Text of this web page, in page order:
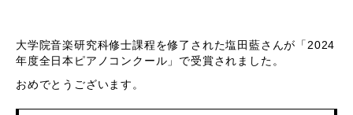
大学院音楽研究科修士課程を修了された塩田藍さんが「2024
年度全日本ピアノコンクール」で受賞されました。
おめでとうございます。